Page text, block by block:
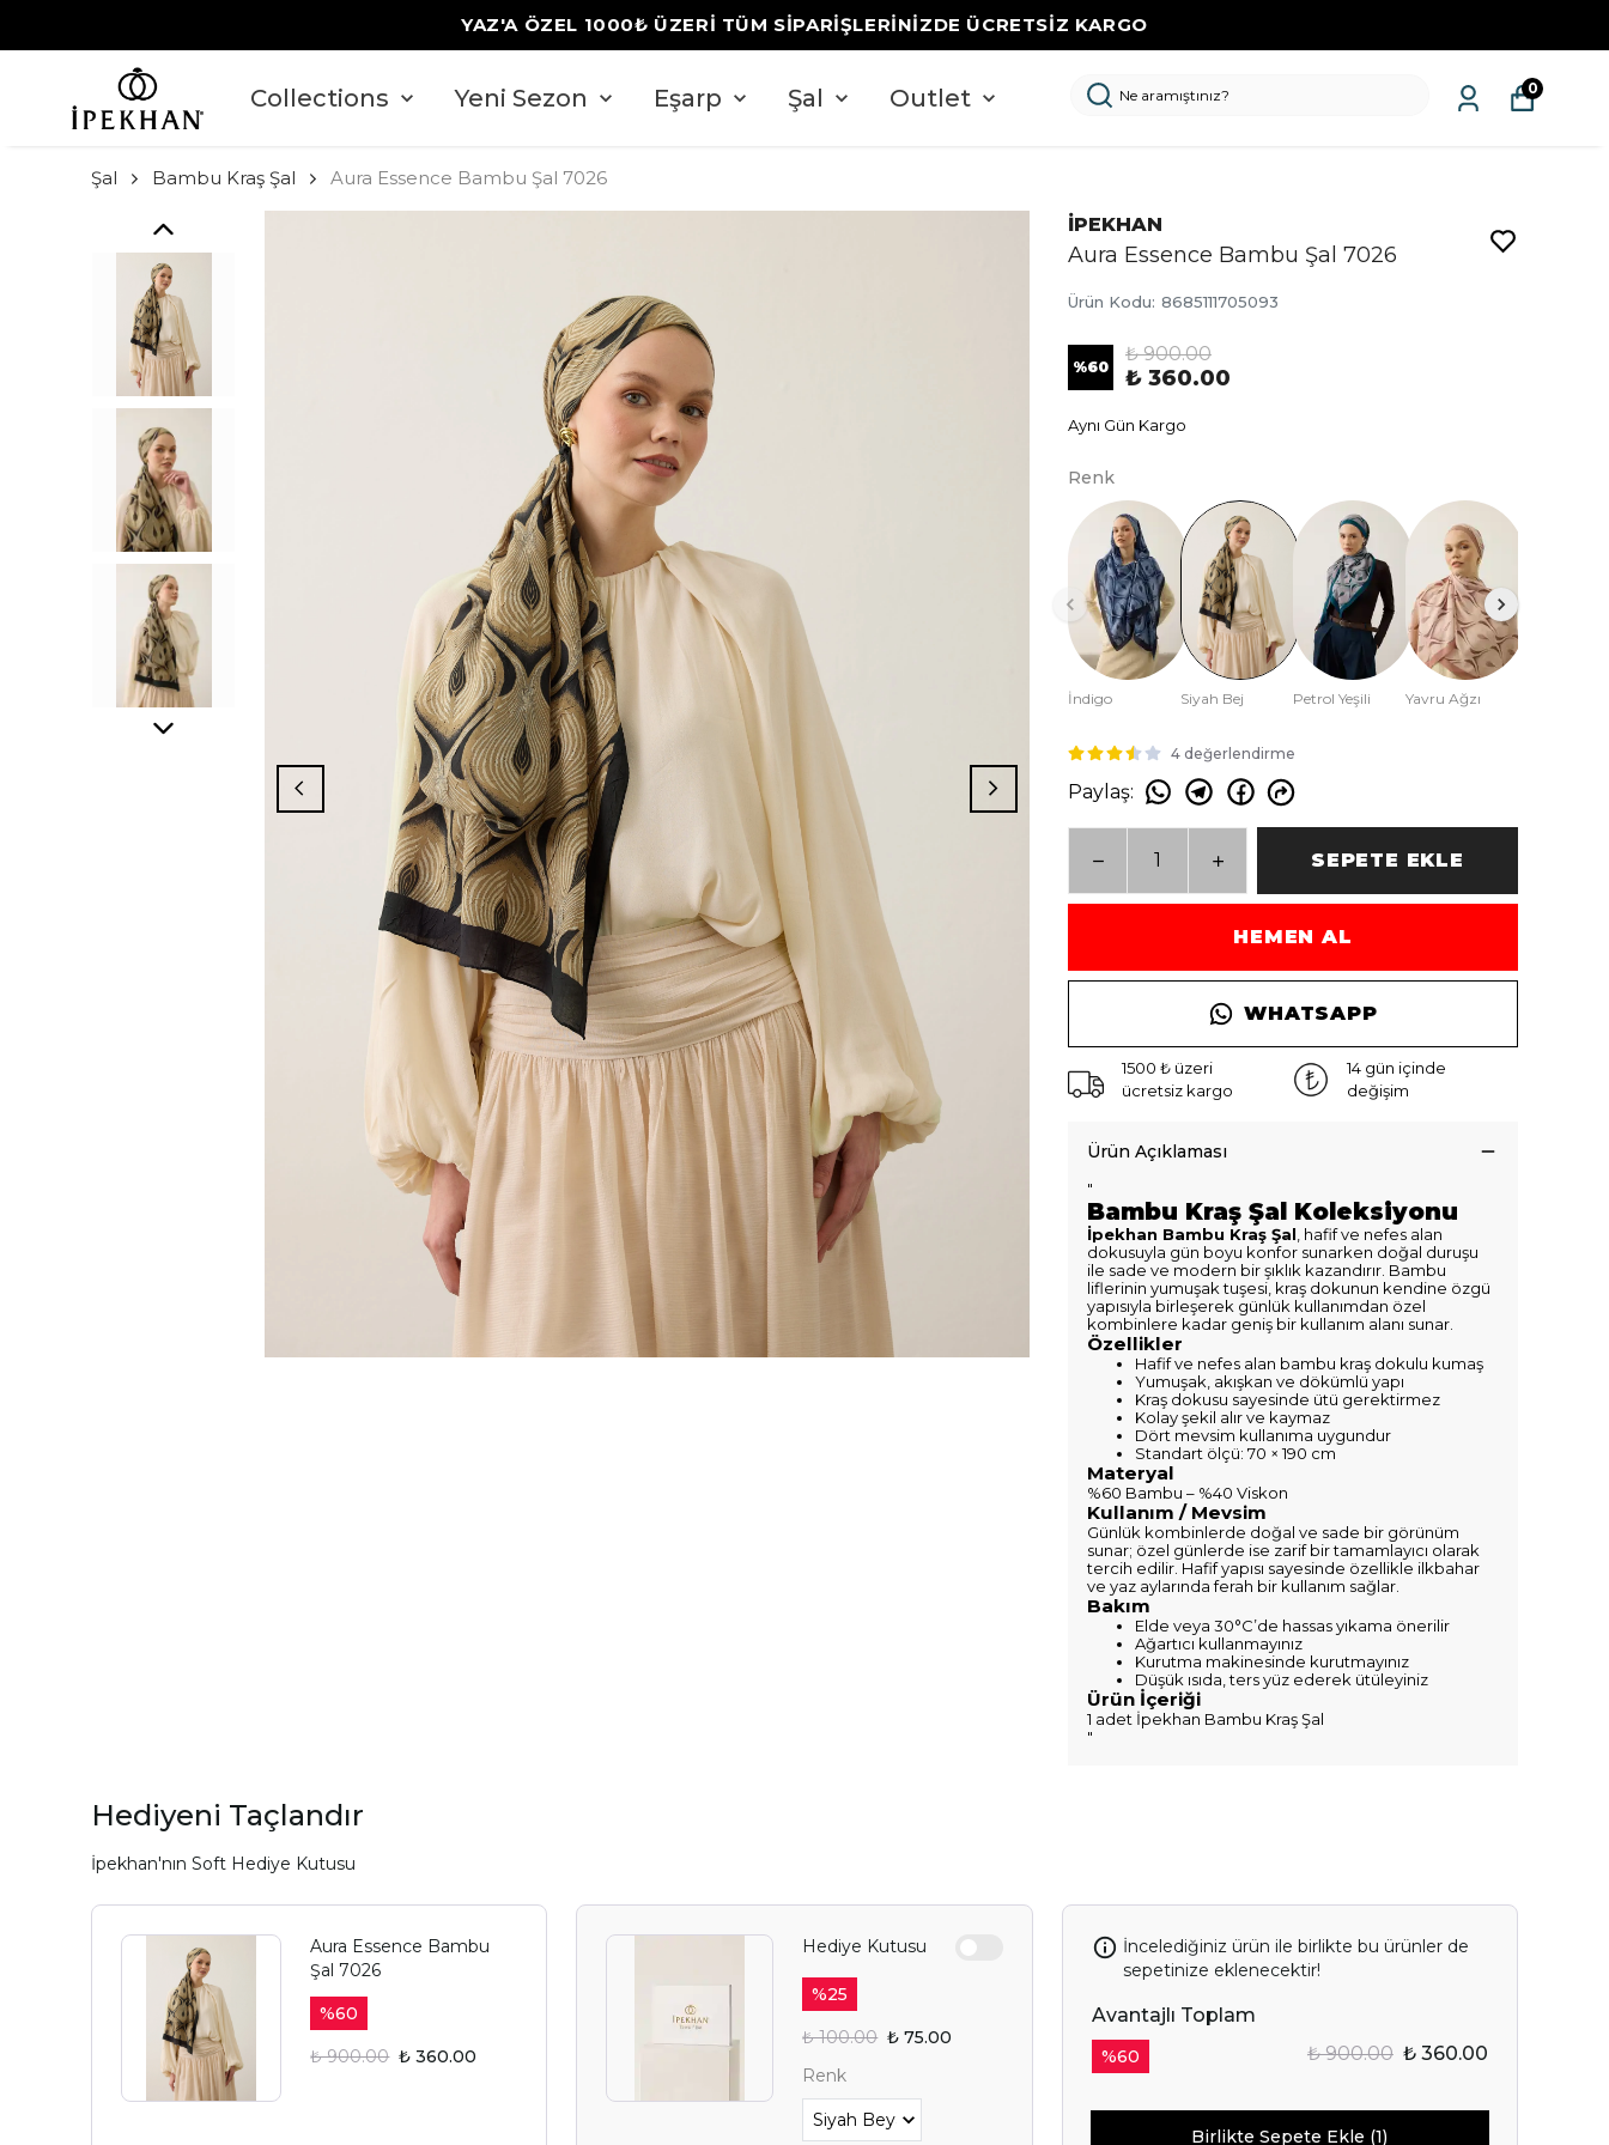
YENİ SEZON'DA %60'A VARAN İNDİRİM FIRSATINI KAÇRIMA
Collections Yeni Sezon Eşarp Şal Outlet 0
Şal Bambu Kraş Şal Aura Essence Bambu Şal 7026
İPEKHAN
Aura Essence Bambu Şal 7026
Ürün Kodu: 8685111705093
%60
₺ 900.00
₺ 360.00
Aynı Gün Kargo
Renk
İndigo Siyah Bej Petrol Yeşili Yavru Ağzı
4 değerlendirme
Paylaş:
SEPETE EKLE
HEMEN AL
WHATSAPP
1500 ₺ üzeri
ücretsiz kargo
14 gün içinde
değişim
Ürün Açıklaması
"
Bambu Kraş Şal Koleksiyonu
İpekhan Bambu Kraş Şal , hafif ve nefes alan
dokusuyla gün boyu konfor sunarken doğal duruşu
ile sade ve modern bir şıklık kazandırır. Bambu
liflerinin yumuşak tuşesi, kraş dokunun kendine özgü
yapısıyla birleşerek günlük kullanımdan özel
kombinlere kadar geniş bir kullanım alanı sunar.
Özellikler
Hafif ve nefes alan bambu kraş dokulu kumaş
Yumuşak, akışkan ve dökümlü yapı
Kraş dokusu sayesinde ütü gerektirmez
Kolay şekil alır ve kaymaz
Dört mevsim kullanıma uygundur
Standart ölçü: 70 × 190 cm
Materyal
%60 Bambu – %40 Viskon
Kullanım / Mevsim
Günlük kombinlerde doğal ve sade bir görünüm
sunar; özel günlerde ise zarif bir tamamlayıcı olarak
tercih edilir. Hafif yapısı sayesinde özellikle ilkbahar
ve yaz aylarında ferah bir kullanım sağlar.
Bakım
Elde veya 30°C’de hassas yıkama önerilir
Ağartıcı kullanmayınız
Kurutma makinesinde kurutmayınız
Düşük ısıda, ters yüz ederek ütüleyiniz
Ürün İçeriği
1 adet İpekhan Bambu Kraş Şal
"
Hediyeni Taçlandır
İpekhan'nın Soft Hediye Kutusu
Aura Essence Bambu
Şal 7026
%60
₺ 900.00 ₺ 360.00
Hediye Kutusu
%25
₺ 100.00 ₺ 75.00
Renk
İncelediğiniz ürün ile birlikte bu ürünler de
sepetinize eklenecektir!
Avantajlı Toplam
%60 ₺ 900.00 ₺ 360.00
Birlikte Sepete Ekle (1)